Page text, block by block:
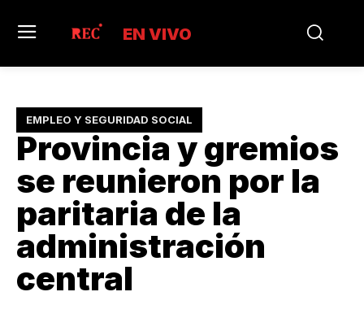
EN VIVO
EMPLEO Y SEGURIDAD SOCIAL
Provincia y gremios
se reunieron por la
paritaria de la
administración
central